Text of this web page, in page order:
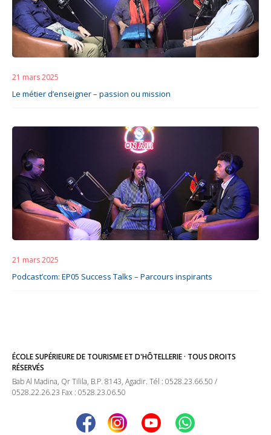
21 mars 2025
Le métier d’enseigner – passion ou mission
21 mars 2025
Podcast’com: EP05 Success Talks – Parcours inspirants
ÉCOLE SUPÉRIEURE DE TOURISME ET D'HÔTELLERIE · TOUS DROITS
RÉSERVÉS
Bab Al Madina, Qr Tilila, B.P. 8143, Agadir. Tél : 0528.23.66.50 /
0528.22.26.23 Fax : 0528.23.06.50